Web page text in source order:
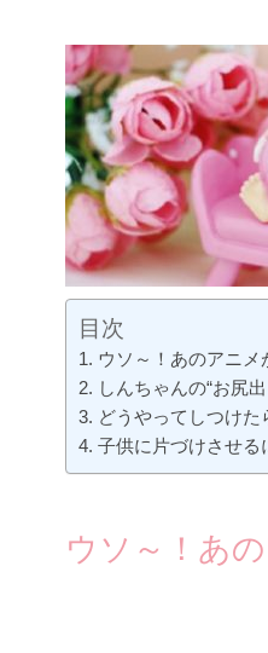
目次
ウソ～！あのアニメ
しんちゃんの“お尻
どうやってしつけた
子供に片づけさせる
ウソ～！あ